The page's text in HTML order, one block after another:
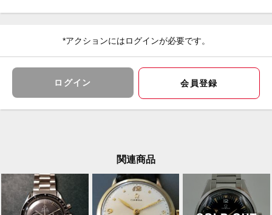
ます。
場合もございますので予めご了承ください。
コメント
6回の月面着陸プロジェクトすべてに携帯された伝説の
アポロ8号のミッションで宇宙に行った「スピードマス
ター」の歴史を讃えるケース径44.25mmのこのモデル
は、ブラックカラーのムーブメントの地板とブリッジに
レーザー加工で月面を描いています。
月の表側はブラックの陽極酸化処理を施したアルミニウ
*アクションにはログインが必要です。
ログイン 会員登録
関連商品